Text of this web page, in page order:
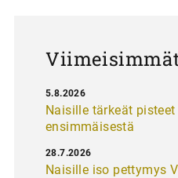
Naisille tärkeät pisteet
ensimmäisestä
5.8.2026
Naisille iso pettymys
28.7.2026